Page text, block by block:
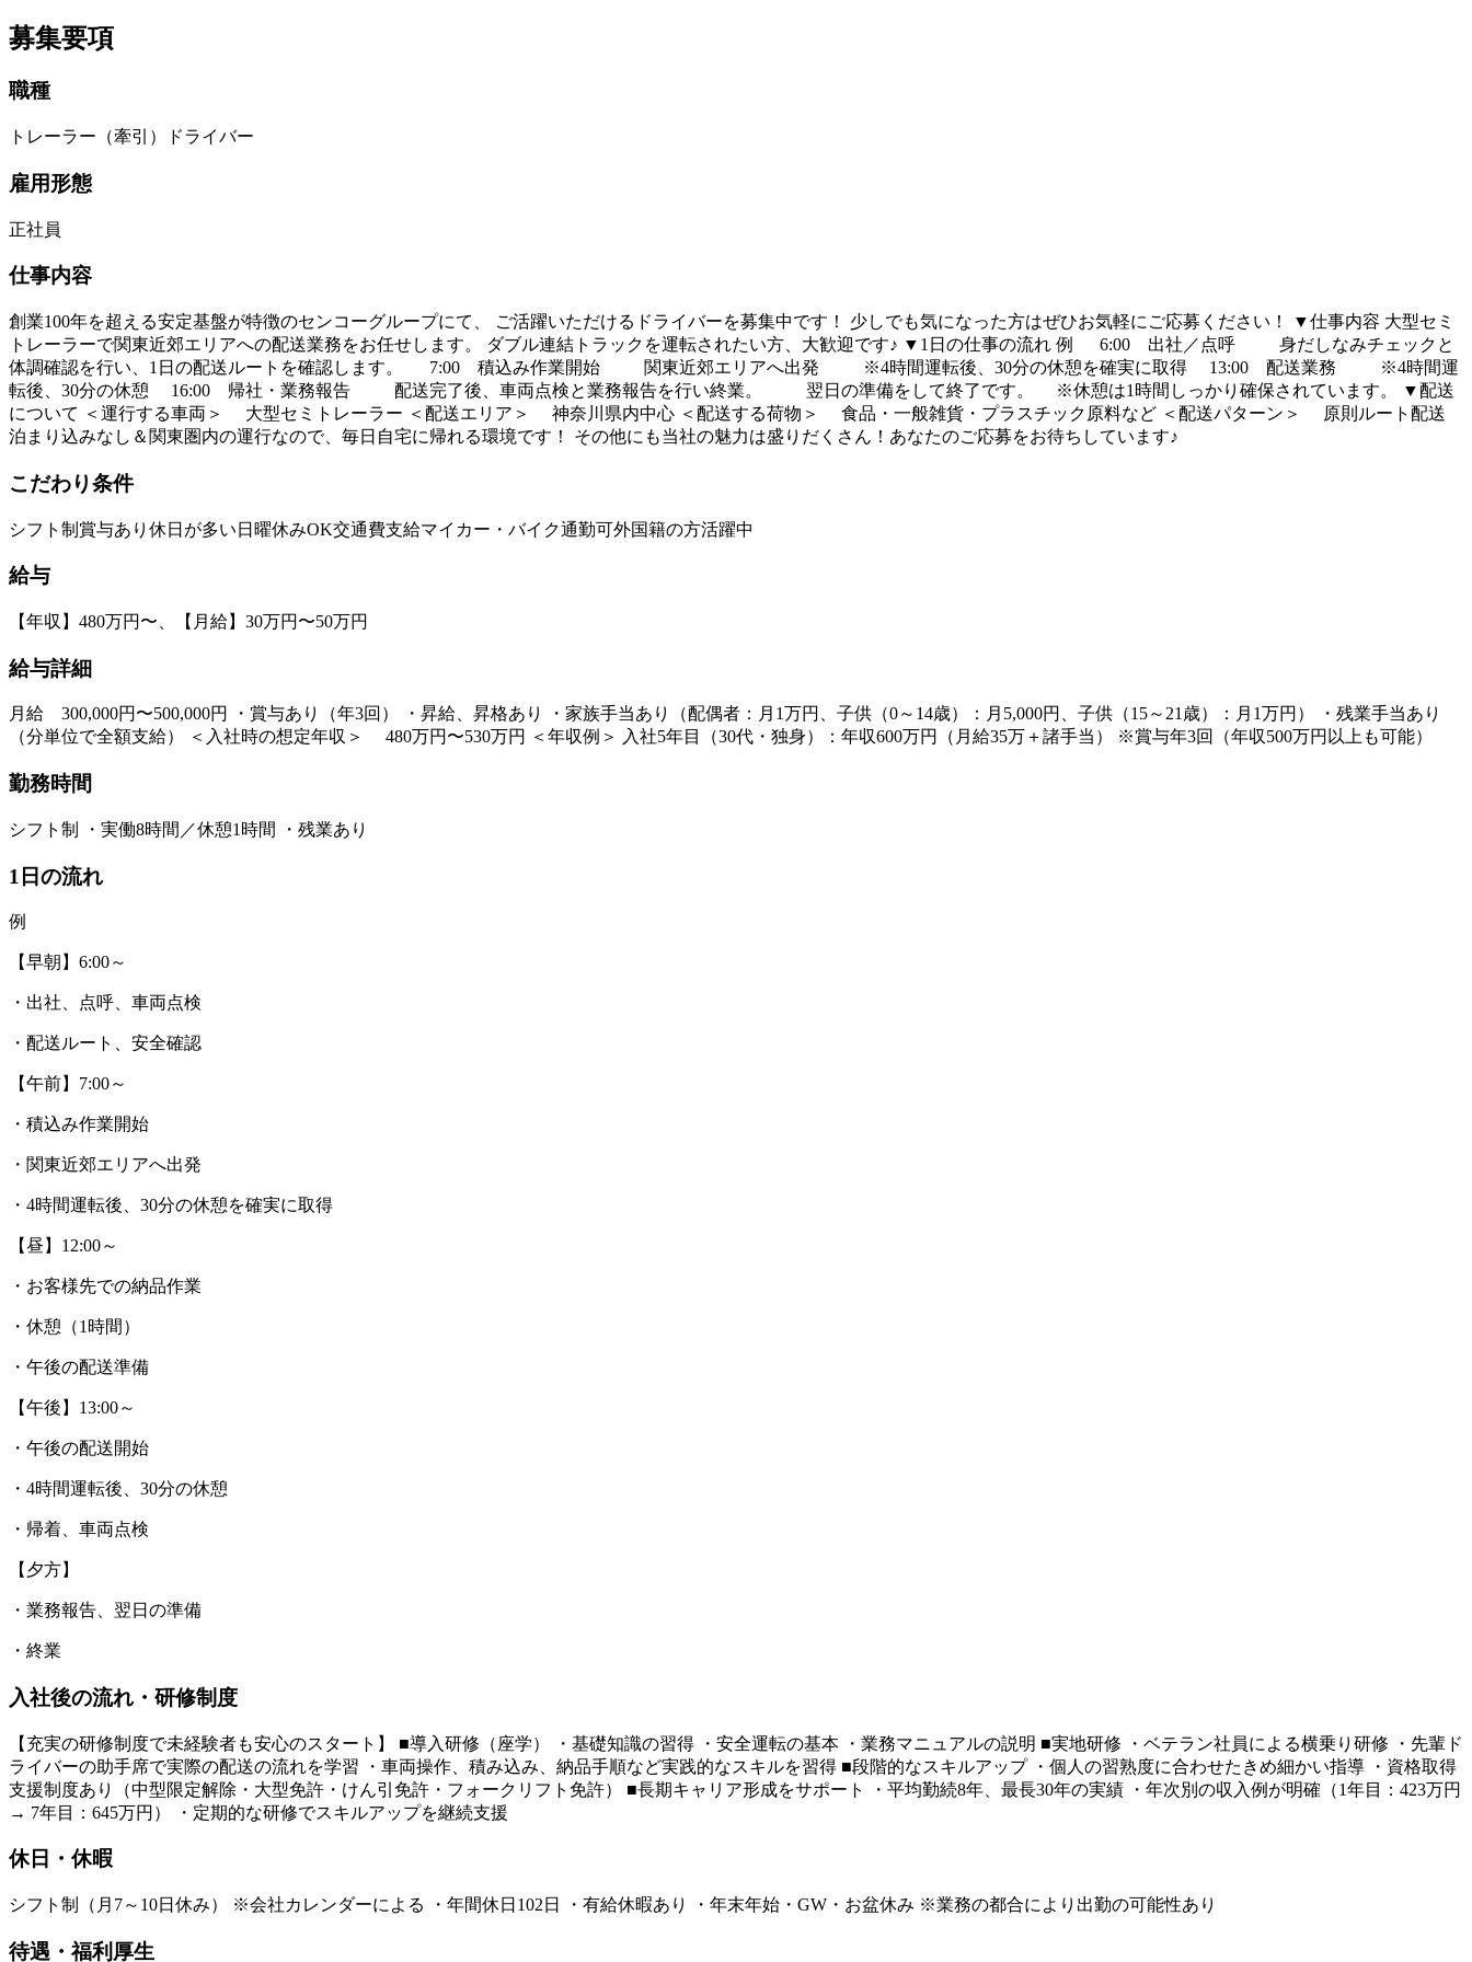
募集要項
職種
トレーラー（牽引）ドライバー
雇用形態
正社員
仕事内容
創業100年を超える安定基盤が特徴のセンコーグループにて、 ご活躍いただけるドライバーを募集中です！ 少しでも気になった方はぜひお気軽にご応募ください！ ▼仕事内容 大型セミ
トレーラーで関東近郊エリアへの配送業務をお任せします。 ダブル連結トラックを運転されたい方、大歓迎です♪ ▼1日の仕事の流れ 例 6:00 出社／点呼 身だしなみチェックと
体調確認を行い、1日の配送ルートを確認します。 7:00 積込み作業開始 関東近郊エリアへ出発 ※4時間運転後、30分の休憩を確実に取得 13:00 配送業務 ※4時間運
転後、30分の休憩 16:00 帰社・業務報告 配送完了後、車両点検と業務報告を行い終業。 翌日の準備をして終了です。 ※休憩は1時間しっかり確保されています。 ▼配送
について ＜運行する車両＞ 大型セミトレーラー ＜配送エリア＞ 神奈川県内中心 ＜配送する荷物＞ 食品・一般雑貨・プラスチック原料など ＜配送パターン＞ 原則ルート配送
泊まり込みなし＆関東圏内の運行なので、毎日自宅に帰れる環境です！ その他にも当社の魅力は盛りだくさん！あなたのご応募をお待ちしています♪
こだわり条件
シフト制 賞与あり 休日が多い 日曜休みOK交通費支給マイカー・バイク通勤可外国籍の方活躍中
給与
【年収】480万円〜、【月給】30万円〜50万円
給与詳細
月給 300,000円〜500,000円 ・賞与あり（年3回） ・昇給、昇格あり ・家族手当あり（配偶者：月1万円、子供（0～14歳）：月5,000円、子供（15～21歳）：月1万円） ・残業手当あり
（分単位で全額支給） ＜入社時の想定年収＞ 480万円〜530万円 ＜年収例＞ 入社5年目（30代・独身）：年収600万円（月給35万＋諸手当） ※賞与年3回（年収500万円以上も可能）
勤務時間
シフト制 ・実働8時間／休憩1時間 ・残業あり
1日の流れ
例
【早朝】6:00～
・出社、点呼、車両点検
・配送ルート、安全確認
【午前】7:00～
・積込み作業開始
・関東近郊エリアへ出発
・4時間運転後、30分の休憩を確実に取得
【昼】12:00～
・お客様先での納品作業
・休憩（1時間）
・午後の配送準備
【午後】13:00～
・午後の配送開始
・4時間運転後、30分の休憩
・帰着、車両点検
【夕方】
・業務報告、翌日の準備
・終業
入社後の流れ・研修制度
【充実の研修制度で未経験者も安心のスタート】 ■導入研修（座学） ・基礎知識の習得 ・安全運転の基本 ・業務マニュアルの説明 ■実地研修 ・ベテラン社員による横乗り研修 ・先輩ド
ライバーの助手席で実際の配送の流れを学習 ・車両操作、積み込み、納品手順など実践的なスキルを習得 ■段階的なスキルアップ ・個人の習熟度に合わせたきめ細かい指導 ・資格取得
支援制度あり（中型限定解除・大型免許・けん引免許・フォークリフト免許） ■長期キャリア形成をサポート ・平均勤続8年、最長30年の実績 ・年次別の収入例が明確（1年目：423万円
→ 7年目：645万円） ・定期的な研修でスキルアップを継続支援
休日・休暇
シフト制（月7～10日休み） ※会社カレンダーによる ・年間休日102日 ・有給休暇あり ・年末年始・GW・お盆休み ※業務の都合により出勤の可能性あり
待遇・福利厚生